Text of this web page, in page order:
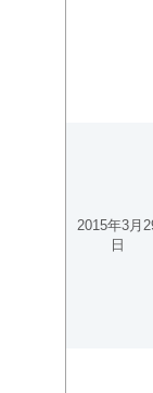
2015年3月
日